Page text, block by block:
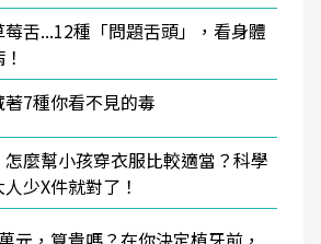
舌...12種「問題舌頭」，看身體
7種你看不見的毒
麼幫小孩穿衣服比較適當？科學
少X件就對了！